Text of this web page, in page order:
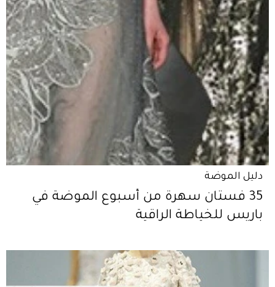
دليل الموضة
35 فستان سهرة من أسبوع الموضة في
باريس للخياطة الراقية